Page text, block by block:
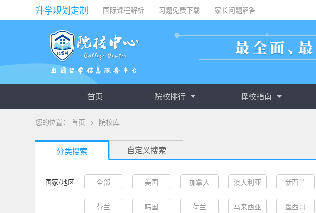
升学规划定制 国际课程解析 习题免费下载 家长问题解答
首页 院校排行 择校指南
您的位置： 首页 > 院校库
分类搜索 自定义搜索
国家/地区 全部 美国 加拿大 澳大利亚 新西兰
芬兰 韩国 荷兰 马来西亚 墨西哥